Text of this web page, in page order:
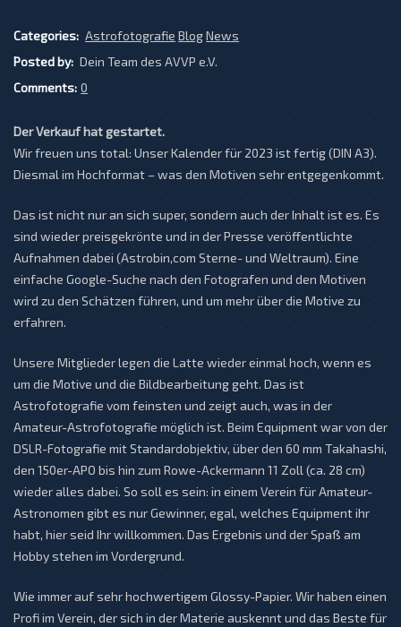
Categories: Astrofotografie BlogNews
Posted by: Dein Team des AVVP e.V.
Comments: 0
Der Verkauf hat gestartet.
Wir freuen uns total: Unser Kalender für 2023 ist fertig (DIN A3).
Diesmal im Hochformat – was den Motiven sehr entgegenkommt.
Das ist nicht nur an sich super, sondern auch der Inhalt ist es. Es
sind wieder preisgekrönte und in der Presse veröffentlichte
Aufnahmen dabei (Astrobin,com Sterne- und Weltraum). Eine
einfache Google-Suche nach den Fotografen und den Motiven
wird zu den Schätzen führen, und um mehr über die Motive zu
erfahren.
Unsere Mitglieder legen die Latte wieder einmal hoch, wenn es
um die Motive und die Bildbearbeitung geht. Das ist
Astrofotografie vom feinsten und zeigt auch, was in der
Amateur-Astrofotografie möglich ist. Beim Equipment war von der
DSLR-Fotografie mit Standardobjektiv, über den 60 mm Takahashi,
den 150er-APO bis hin zum Rowe-Ackermann 11 Zoll (ca. 28 cm)
wieder alles dabei. So soll es sein: in einem Verein für Amateur-
Astronomen gibt es nur Gewinner, egal, welches Equipment ihr
habt, hier seid Ihr willkommen. Das Ergebnis und der Spaß am
Hobby stehen im Vordergrund.
Wie immer auf sehr hochwertigem Glossy-Papier. Wir haben einen
Profi im Verein, der sich in der Materie auskennt und das Beste für